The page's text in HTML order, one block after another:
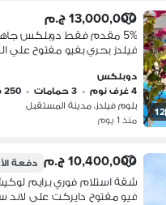
12
13,000,000 ج.م
فيلدز بحري بفيو مفتوح علي
دوبلكس
4 غرف نوم
• 3 حمامات • 250 م٢
بلوم فيلدز، مدينة المستقبل
منذ 1 يوم
10,400,000 ج.م دفعة
شقة استلام فوري
فيو مفتوح دايركت على